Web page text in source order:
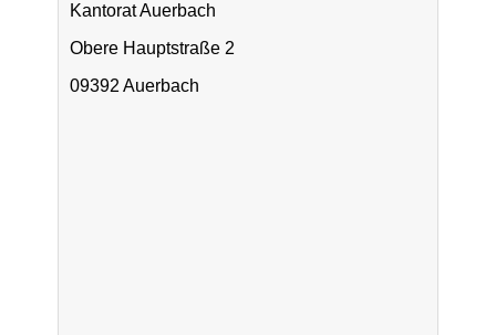
Kantorat Auerbach
Obere Hauptstraße 2
09392 Auerbach